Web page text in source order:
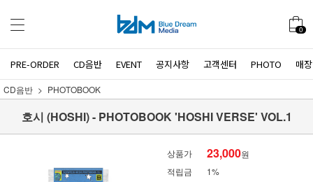
0
PRE-ORDER CD음반 EVENT 공지사항 고객센터 PHOTO 매
CD음반 PHOTOBOOK
호시 (HOSHI) - PHOTOBOOK 'HOSHI VERSE' VOL.1
상품가 23,000원
적립금
1%